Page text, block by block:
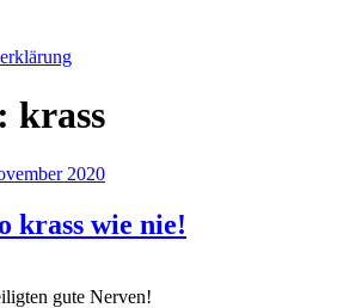
krass
2020
krass wie nie!
gute Nerven!